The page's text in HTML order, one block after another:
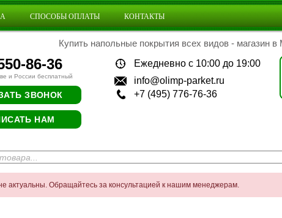
СПОСОБЫ ОПЛАТЫ КОНТАКТЫ
Купить напольные покрытия всех видов - магазин в
86-36
и России бесплатный
ЗВОНОК
НАМ
Ежедневно с 10:00 до 19:00
info@olimp-parket.ru
+7 (495) 776-76-36
актуальны. Обращайтесь за консультацией к нашим менеджерам.